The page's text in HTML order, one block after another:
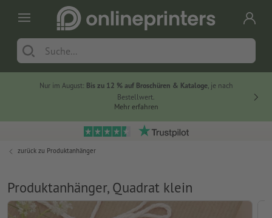
Nur im August: Bis zu 12 % auf Broschüren & Kataloge, je nach
Bestellwert.
Mehr erfahren
zurück zu Produktanhänger
Produktanhänger, Quadrat klein